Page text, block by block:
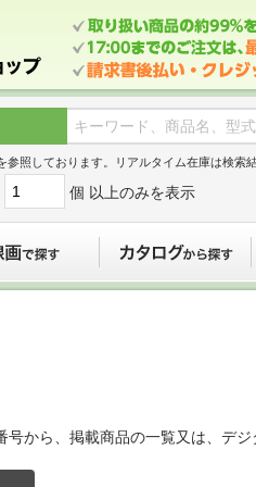
参照しております。リアルタイム在庫は検索
個 以上のみを表示
から、掲載商品の一覧又は、デ